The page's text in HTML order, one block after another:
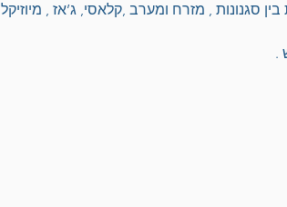
סגנונות , מזרח ומערב ,קלאסי, ג’אז , מיוזיקל
.